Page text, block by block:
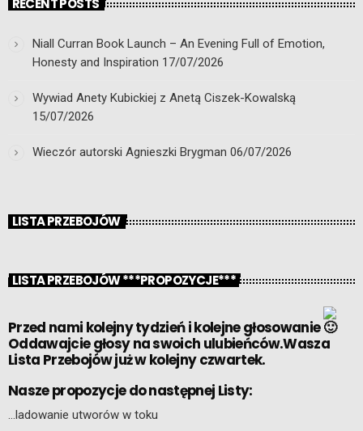
RECENT POSTS
Niall Curran Book Launch – An Evening Full of Emotion,
Honesty and Inspiration 17/07/2026
Wywiad Anety Kubickiej z Anetą Ciszek-Kowalską
15/07/2026
Wieczór autorski Agnieszki Brygman 06/07/2026
LISTA PRZEBOJÓW
LISTA PRZEBOJÓW ***PROPOZYCJE***
Przed nami kolejny tydzień i kolejne głosowanie
Oddawajcie głosy na swoich ulubieńców.Wasza
Lista Przebojów już w kolejny czwartek.
Nasze propozycje do następnej Listy:
…ladowanie utworów w toku